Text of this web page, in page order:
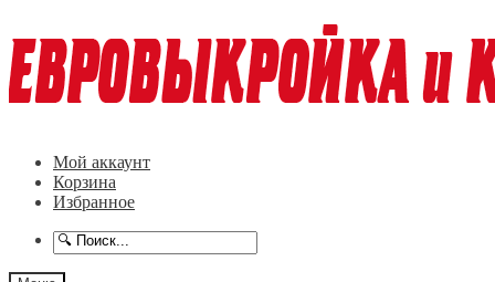
к
навигации
к
содержимому
Мой аккаунт
Корзина
Избранное